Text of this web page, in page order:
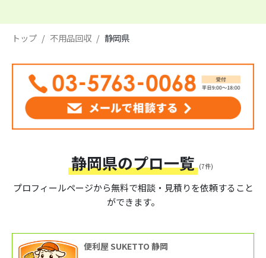
トップ 不用品回収 静岡県
静岡県のプロ一覧 (7件)
プロフィールページから無料で相談・見積りを依頼すること
ができます。
便利屋 SUKETTO 静岡